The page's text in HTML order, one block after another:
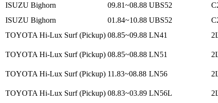
ISUZU Bighorn
09.81~08.88 UBS52
ISUZU Bighorn
01.84~10.88 UBS52
TOYOTA Hi-Lux Surf (Pickup) 08.85~09.88 LN41
TOYOTA Hi-Lux Surf (Pickup) 08.85~08.88 LN51
TOYOTA Hi-Lux Surf (Pickup) 11.83~08.88 LN56
TOYOTA Hi-Lux Surf (Pickup) 08.83~03.89 LN56L